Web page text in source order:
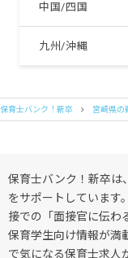
中国/四国
九州/沖縄
保育士バンク！新卒 宮崎県の
保育士バンク！新卒は
をサポートしています
接での「面接官に伝わ
保育学生向け情報が満
で気になる保育士求人